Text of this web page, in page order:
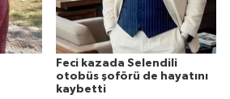
Feci kazada Selendili
otobüs şoförü de hayatını
kaybetti